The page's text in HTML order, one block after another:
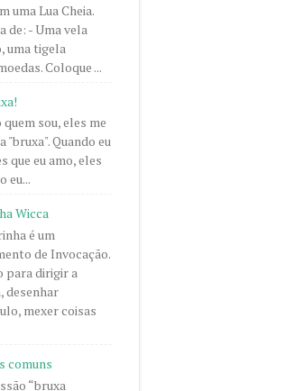
uma Lua Cheia.
de: - Uma vela
uma tigela
Coloque ...
sou, eles me
"bruxa". Quando eu
que eu amo, eles
eu...
Wicca
é um
de Invocação.
para dirigir a
desenhar
mexer coisas
comuns
“bruxa